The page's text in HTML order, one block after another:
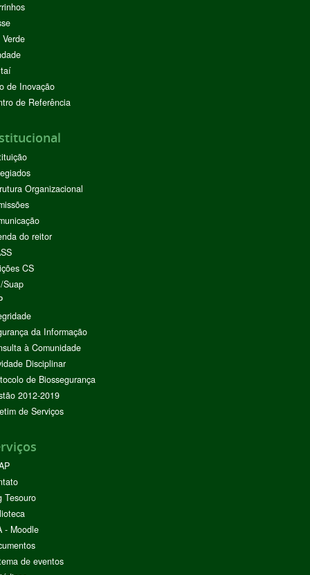
de Inovação
de Referência
Organizacional
do reitor
CS
Suap
da Informação
à Comunidade
Disciplinar
de Biossegurança
2012-2019
de Serviços
Tesouro
- Moodle
de eventos